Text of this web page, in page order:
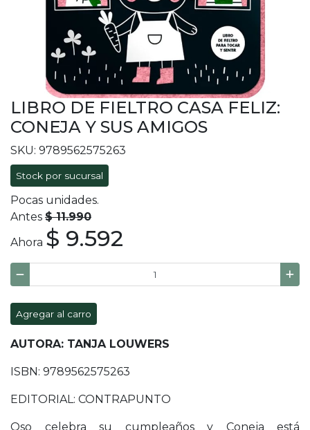
LIBRO DE FIELTRO CASA FELIZ:
CONEJA Y SUS AMIGOS
SKU: 9789562575263
Stock por sucursal
Pocas unidades.
Antes $ 11.990
Ahora $ 9.592
Agregar al carro
AUTORA: TANJA LOUWERS
ISBN: 9789562575263
EDITORIAL: CONTRAPUNTO
Oso celebra su cumpleaños y Coneja está